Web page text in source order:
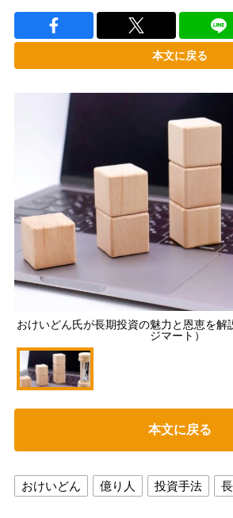
本文に戻る
おけいどん氏が長期投資の魅力と恩恵を解
ジマート）
本文に戻る
おけいどん 億り人 投資手法